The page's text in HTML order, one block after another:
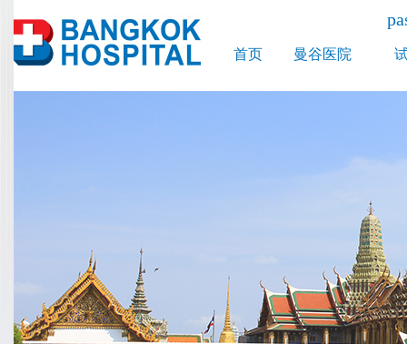
首页 曼谷医院